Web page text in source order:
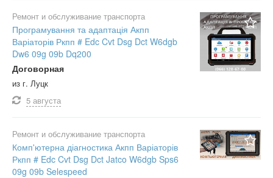
Ремонт и обслуживание транспорта
Програмування та адаптація Акпп
Варіаторів Ркпп # Edc Cvt Dsg Dct W6dgb
Dw6 09g 09b Dq200
Договорная
из г. Луцк
5 августа
Ремонт и обслуживание транспорта
Комп'ютерна діагностика Акпп Варіаторів
Ркпп # Edc Cvt Dsg Dct Jatco W6dgb Sps6
09g 09b Selespeed